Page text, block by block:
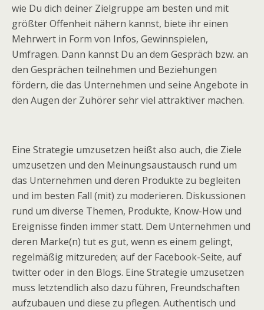
wie Du dich deiner Zielgruppe am besten und mit
größter Offenheit nähern kannst, biete ihr einen
Mehrwert in Form von Infos, Gewinnspielen,
Umfragen. Dann kannst Du an dem Gespräch bzw. an
den Gesprächen teilnehmen und Beziehungen
fördern, die das Unternehmen und seine Angebote in
den Augen der Zuhörer sehr viel attraktiver machen.
Eine Strategie umzusetzen heißt also auch, die Ziele
umzusetzen und den Meinungsaustausch rund um
das Unternehmen und deren Produkte zu begleiten
und im besten Fall (mit) zu moderieren. Diskussionen
rund um diverse Themen, Produkte, Know-How und
Ereignisse finden immer statt. Dem Unternehmen und
deren Marke(n) tut es gut, wenn es einem gelingt,
regelmäßig mitzureden; auf der Facebook-Seite, auf
twitter oder in den Blogs. Eine Strategie umzusetzen
muss letztendlich also dazu führen, Freundschaften
aufzubauen und diese zu pflegen. Authentisch und